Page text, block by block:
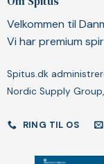
Velkommen til
Vi har premium
Spitus.dk
Nordic Supply Group,
RING TIL OS